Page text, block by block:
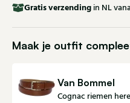
Gratisverzending in NL
Maak je outfit
Van Bommel
Cognac riemen